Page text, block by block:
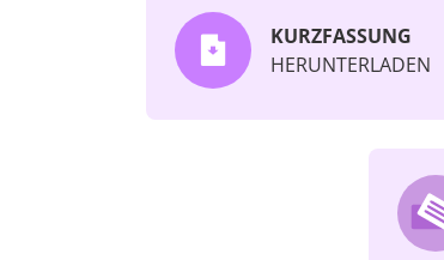
KURZFASSUNG
HERUNTERLADEN